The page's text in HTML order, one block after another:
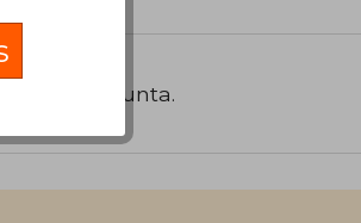
pregunta.